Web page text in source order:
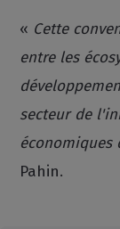
« Cette
entre les
secteur de
Pahin.